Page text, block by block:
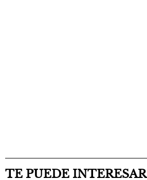
TE PUEDE INTERESAR